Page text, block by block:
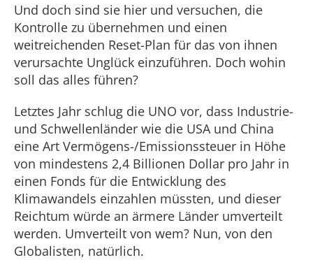
Und doch sind sie hier und versuchen, die
Kontrolle zu übernehmen und einen
weitreichenden Reset-Plan für das von ihnen
verursachte Unglück einzuführen. Doch wohin
soll das alles führen?
Letztes Jahr schlug die UNO vor, dass Industrie-
und Schwellenländer wie die USA und China
eine Art Vermögens-/Emissionssteuer in Höhe
von mindestens 2,4 Billionen Dollar pro Jahr in
einen Fonds für die Entwicklung des
Klimawandels einzahlen müssten, und dieser
Reichtum würde an ärmere Länder umverteilt
werden. Umverteilt von wem? Nun, von den
Globalisten, natürlich.